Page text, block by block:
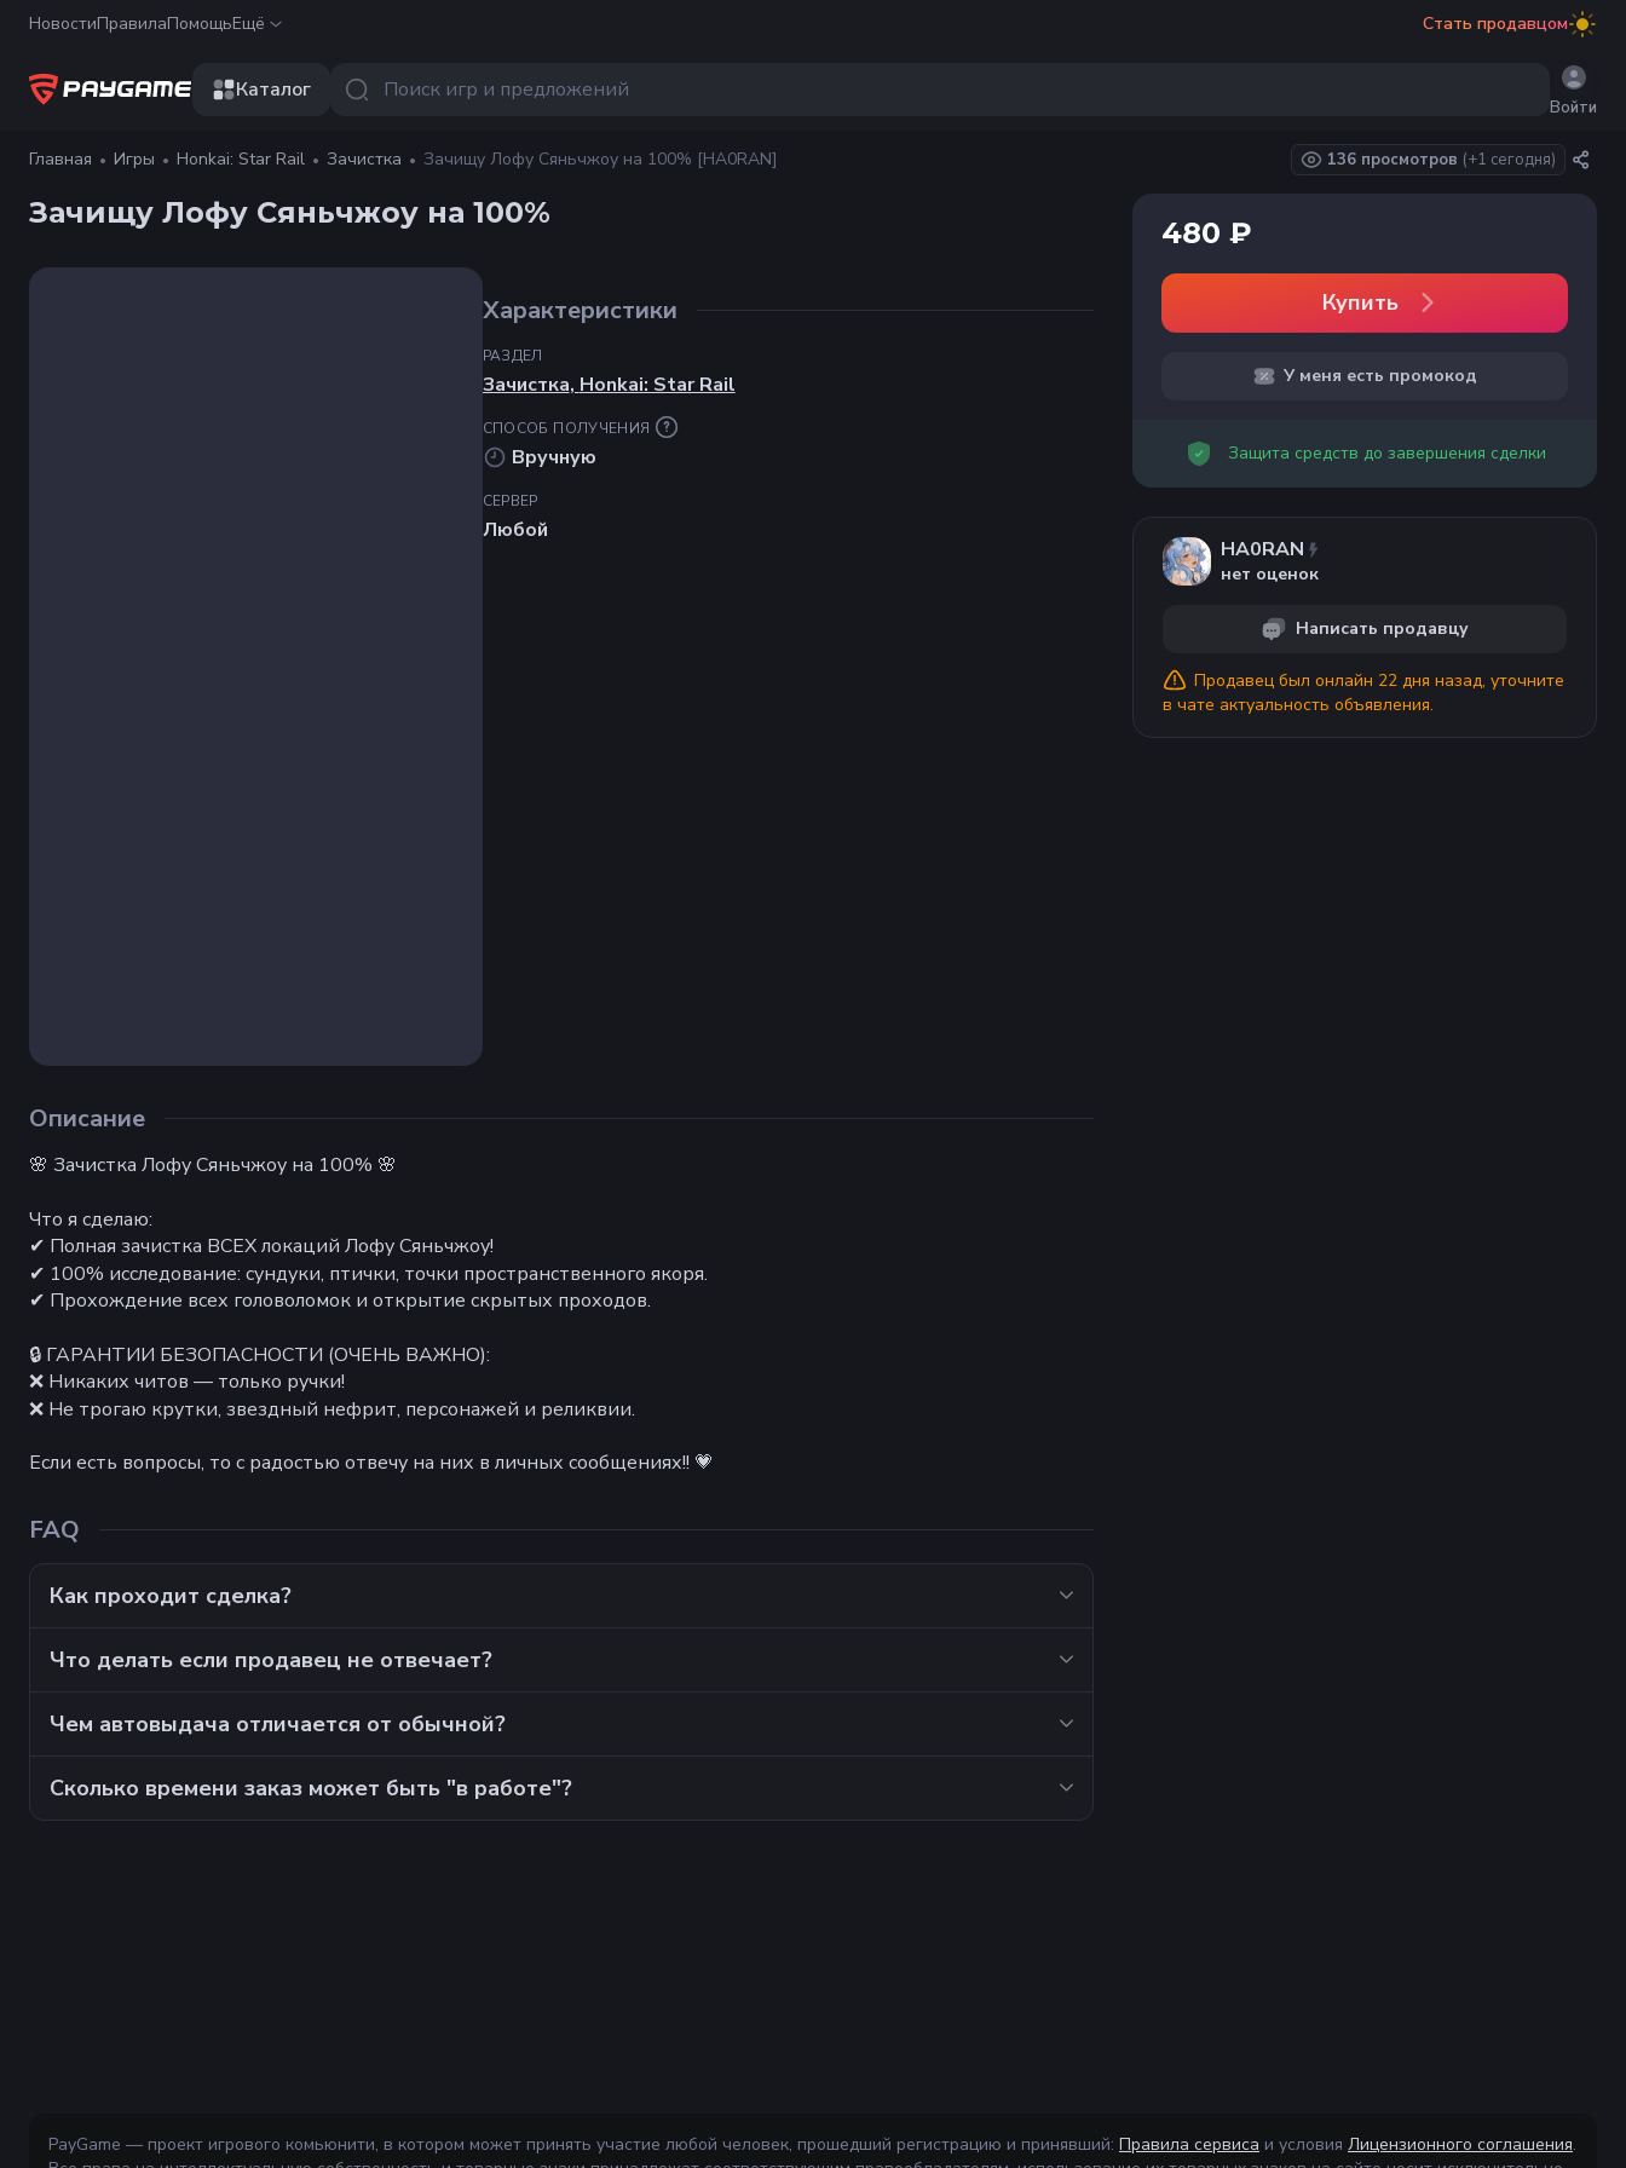
НовостиПравилаПомощьЕщё Стать продавцом
Каталог
Войти
Главная Игры Honkai: Star Rail Зачистка Зачищу Лофу Сяньчжоу на 100% [HA0RAN] 136 просмотров (+1 сегодня)
Зачищу Лофу Сяньчжоу на 100%
Характеристики
РАЗДЕЛ
Зачистка, Honkai: Star Rail
СПОСОБ ПОЛУЧЕНИЯ
Вручную
СЕРВЕР
Любой
Описание
🌸 Зачистка Лофу Сяньчжоу на 100% 🌸
Что я сделаю:
✔ Полная зачистка ВСЕХ локаций Лофу Сяньчжоу!
✔ 100% исследование: сундуки, птички, точки пространственного якоря.
✔ Прохождение всех головоломок и открытие скрытых проходов.
🔒 ГАРАНТИИ БЕЗОПАСНОСТИ (ОЧЕНЬ ВАЖНО):
❌ Никаких читов — только ручки!
❌ Не трогаю крутки, звездный нефрит, персонажей и реликвии.
Если есть вопросы, то с радостью отвечу на них в личных сообщениях!! 💗
FAQ
Как проходит сделка?
Что делать если продавец не отвечает?
Чем автовыдача отличается от обычной?
Сколько времени заказ может быть "в работе"?
480 ₽
Купить
У меня есть промокод
Защита средств до завершения сделки
HA0RAN
нет оценок
Написать продавцу
Продавец был онлайн 22 дня назад, уточните
в чате актуальность объявления.
PayGame — проект игрового комьюнити, в котором может принять участие любой человек, прошедший регистрацию и принявший: Правила сервиса и условия Лицензионного соглашения.